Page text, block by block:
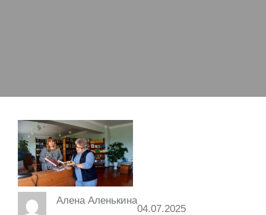
Алена Аленькина
04.07.2025